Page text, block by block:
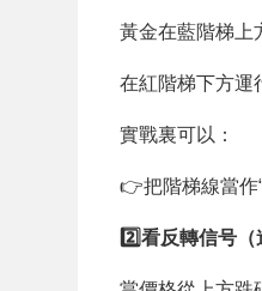
黃金在藍階梯
在紅階梯下方
實戰裏可以：
👉把階梯線當作
2️⃣看反轉信号